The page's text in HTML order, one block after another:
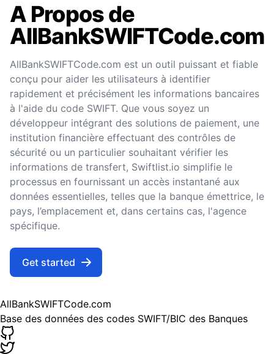
A Propos de
AllBankSWIFTCode.com
AllBankSWIFTCode.com est un outil puissant et fiable
conçu pour aider les utilisateurs à identifier
rapidement et précisément les informations bancaires
à l'aide du code SWIFT. Que vous soyez un
développeur intégrant des solutions de paiement, une
institution financière effectuant des contrôles de
sécurité ou un particulier souhaitant vérifier les
informations de transfert, Swiftlist.io simplifie le
processus en fournissant un accès instantané aux
données essentielles, telles que la banque émettrice, le
pays, l’emplacement et, dans certains cas, l'agence
spécifique.
Get started
AllBankSWIFTCode.com
Base des données des codes SWIFT/BIC des Banques